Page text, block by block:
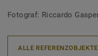
Fotograf: Riccardo
ALLE